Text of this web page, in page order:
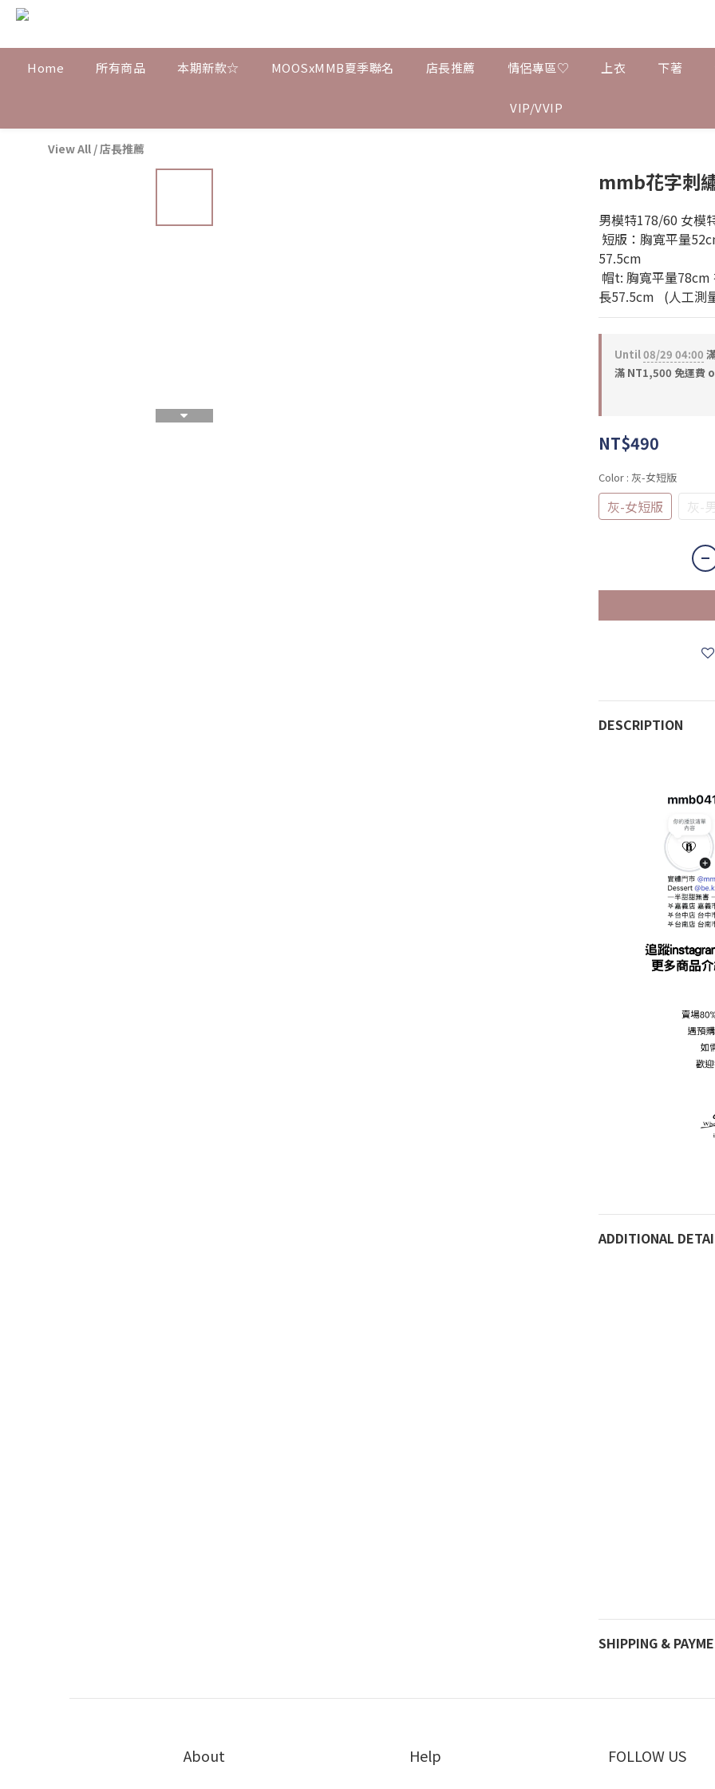
Home 所有商品 本期新款☆ MOOSxMMB夏季聯名 店長推薦 情侶專區♡ 上衣 下著
VIP/VVIP
View All /店長推薦
mmb花字刺
男模特178/60 女模
57.5cm
長57.5cm   (人工測
Until08/29 04:00
滿 NT1,500 免運費
NT$490
Color : 灰-女短版
灰-女短版 灰-
DESCRIPTION
ADDITIONAL
SHIPPING &
About Help FOLLOW US